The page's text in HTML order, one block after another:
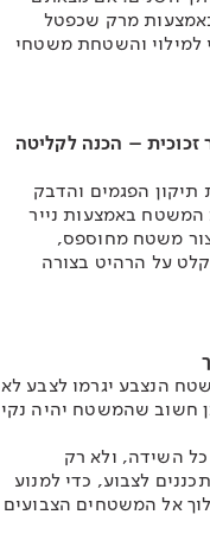
מרק שכפטל
למילוי והשטחת משטחי
זכוכית – הכנה לקליטה
הפגמים והדבק
המשטח באמצעות נייר
משטח מחוספס,
על הרהיט בצורה
הנצבע יגרמו לצבע לא
חשוב שהמשטח יהיה נקי
השידה, ולא רק
לצבוע, כדי למנוע
אל המשטחים הצבועים